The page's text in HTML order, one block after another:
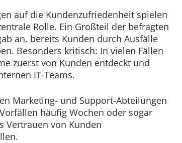
auf die Kundenzufriedenheit spielen
Rolle. Ein Großteil der befragten
an, bereits Kunden durch Ausfälle
Besonders kritisch: In vielen Fällen
zuerst von Kunden entdeckt und
IT-Teams.
Marketing- und Support-Abteilungen
häufig Wochen oder sogar
Vertrauen von Kunden